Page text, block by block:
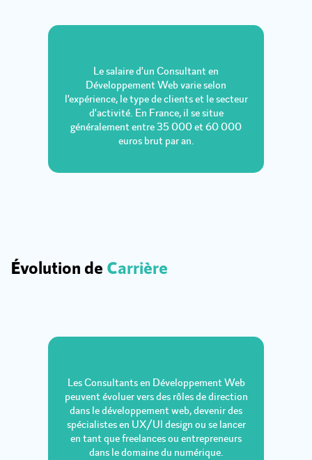
Le salaire d'un Consultant en
Développement Web varie selon
l'expérience, le type de clients et le secteur
d'activité. En France, il se situe
généralement entre 35 000 et 60 000
euros brut par an.
Évolution de Carrière
Les Consultants en Développement Web
peuvent évoluer vers des rôles de direction
dans le développement web, devenir des
spécialistes en UX/UI design ou se lancer
en tant que freelances ou entrepreneurs
dans le domaine du numérique.